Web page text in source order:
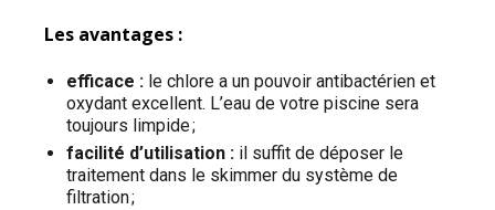
Les avantages :
efficace : le chlore a un pouvoir antibactérien et
oxydant excellent. L’eau de votre piscine sera
toujours limpide ;
facilité d’utilisation : il suffit de déposer le
traitement dans le skimmer du système de
filtration ;